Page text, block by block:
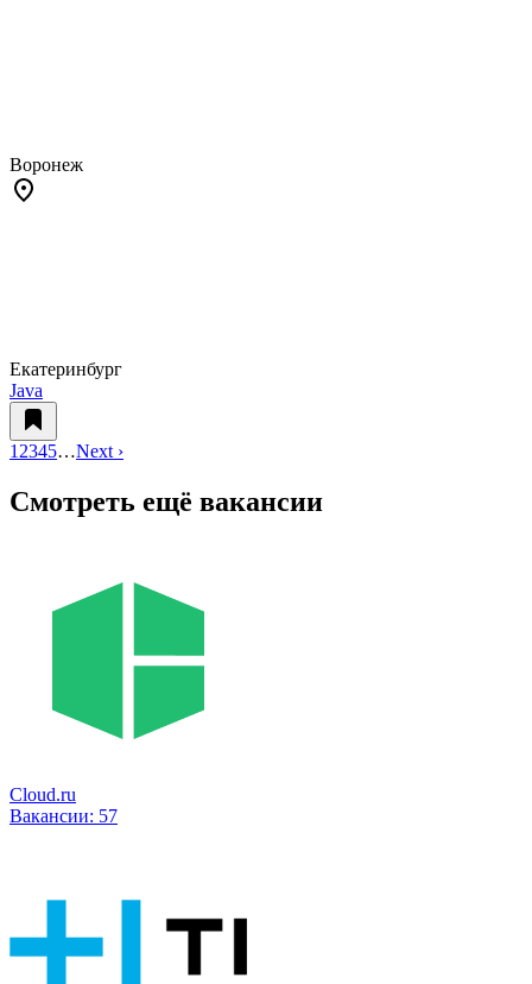
Воронеж
Екатеринбург
Java
1 2345…Next ›
Смотреть ещё вакансии
Cloud.ru
Вакансии: 57